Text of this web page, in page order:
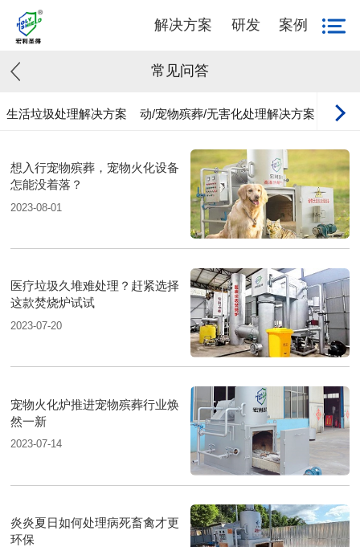
解决方案 研发 案例
常见问答
生活垃圾处理解决方案 动/宠物殡葬/无害化处理解决方案 工业
想入行宠物殡葬，宠物火化设备
怎能没着落？
2023-08-01
医疗垃圾久堆难处理？赶紧选择
这款焚烧炉试试
2023-07-20
宠物火化炉推进宠物殡葬行业焕
然一新
2023-07-14
炎炎夏日如何处理病死畜禽才更
环保